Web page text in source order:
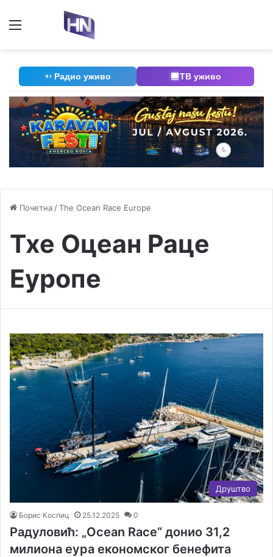
Радио уживо ТВ уживо
Почетна /The Ocean Race Europe
Тхе Оцеан Раце
Еуропе
Друштво
Борис Коспиц 25.12.2025 0
Радуловић: „Ocean Race“ донио 31,2
милиона еура економског бенефита